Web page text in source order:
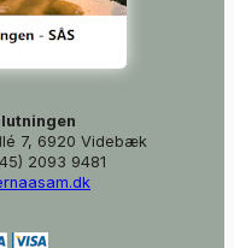
7, 6920 Videbæk
2093 9481